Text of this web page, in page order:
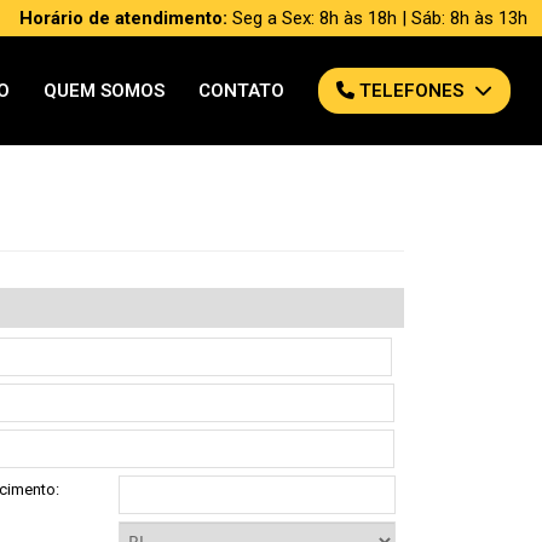
Horário de atendimento: Seg a Sex: 8h às 18h | Sáb: 8h às 13h
QUEM SOMOS CONTATO TELEFONES